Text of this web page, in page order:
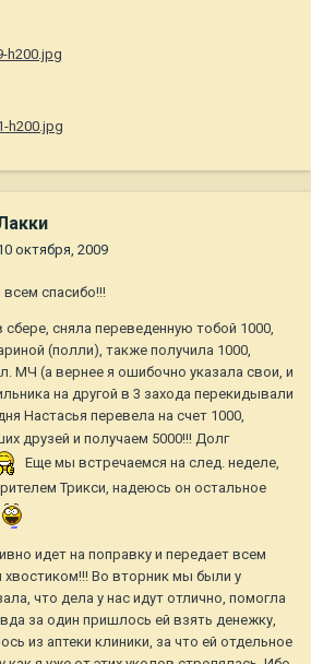
октября, 2009
спасибо!!!
сняла переведенную тобой 1000,
(полли), также получила 1000,
МЧ (а вернее я ошибочно указала свои, и
на другой в 3 захода перекидывали
Настасья перевела на счет 1000,
друзей и получаем 5000!!! Долг
Еще мы встречаемся на след. неделе,
Трикси, надеюсь он остальное
идет на поправку и передает всем
Во вторник мы были у
что дела у нас идут отлично, помогла
за один пришлось ей взять денежку,
из аптеки клиники, за что ей отдельное